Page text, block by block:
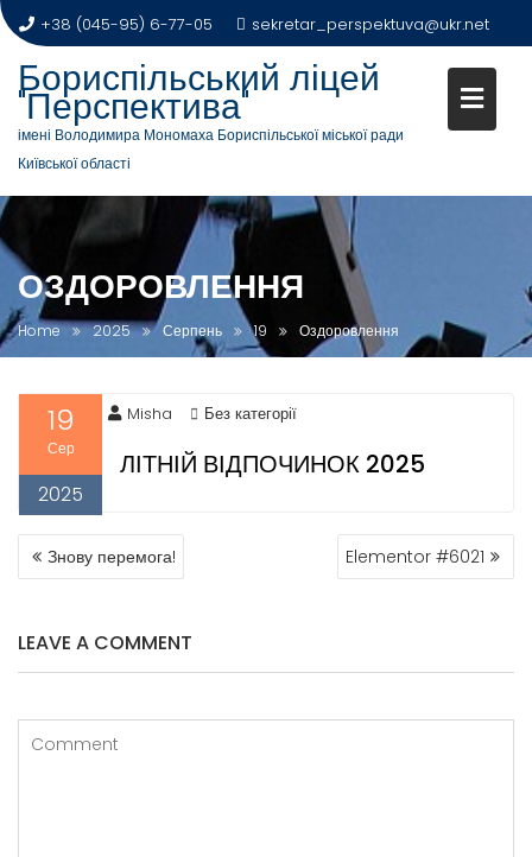
+38 (045-95) 6-77-05 sekretar_perspektuva@ukr.net
Бориспільський ліцей
"Перспектива"
імені Володимира Мономаха Бориспільської міської ради
Київської області
ОЗДОРОВЛЕННЯ
Home 2025 Серпень 19 Оздоровлення
19
Сер
2025
Misha Без категорії
ЛІТНІЙ ВІДПОЧИНОК 2025
Знову перемога! Elementor #6021
LEAVE A COMMENT